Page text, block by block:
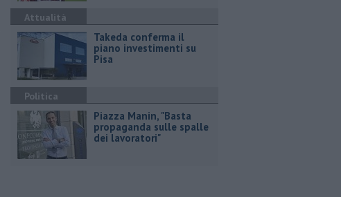
Attualità
Takeda conferma il
piano investimenti su
Pisa
Politica
Piazza Manin, "Basta
propaganda sulle spalle
dei lavoratori"